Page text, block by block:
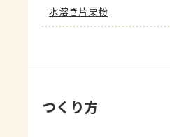
水溶き片栗粉
つくり方